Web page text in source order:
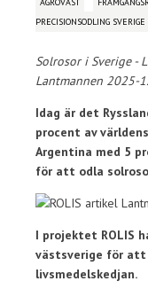
PRECISIONSODLING SVERIGE
Solrosor i Sverige -
Lantmannen 2025-1.
Idag är det
procent av
Argentina med 5
för att odla
I projektet ROLIS
västsverige för att
livsmedelskedjan.